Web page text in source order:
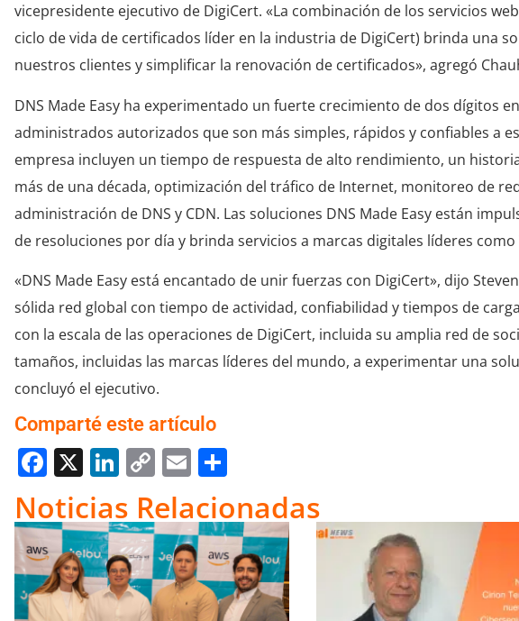
vicepresidente ejecutivo de DigiCert. «La combinación de los servicios
ciclo de vida de certificados líder en la industria de DigiCert) brinda una
nuestros clientes y simplificar la renovación de certificados», agregó
DNS Made Easy ha experimentado un fuerte crecimiento de dos dígitos
administrados autorizados que son más simples, rápidos y confiables a
empresa incluyen un tiempo de respuesta de alto rendimiento, un
más de una década, optimización del tráfico de Internet, monitoreo de
administración de DNS y CDN. Las soluciones DNS Made Easy están
de resoluciones por día y brinda servicios a marcas digitales líderes
«DNS Made Easy está encantado de unir fuerzas con DigiCert», dijo
sólida red global con tiempo de actividad, confiabilidad y tiempos de
con la escala de las operaciones de DigiCert, incluida su amplia red de
tamaños, incluidas las marcas líderes del mundo, a experimentar una
concluyó el ejecutivo.
Comparté este artículo
Facebook
X LinkedIn
Copy
Link
Email
Noticias Relacionadas